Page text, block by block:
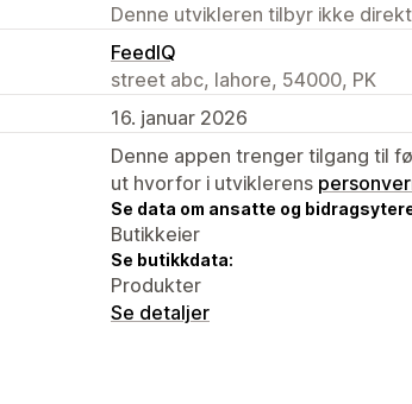
Denne utvikleren tilbyr ikke
FeedIQ
street abc, lahore, 54000, PK
16. januar 2026
Denne appen trenger tilgang til
ut hvorfor i utviklerens
Se data om ansatte og
Butikkeier
Se butikkdata:
Produkter
Se detaljer